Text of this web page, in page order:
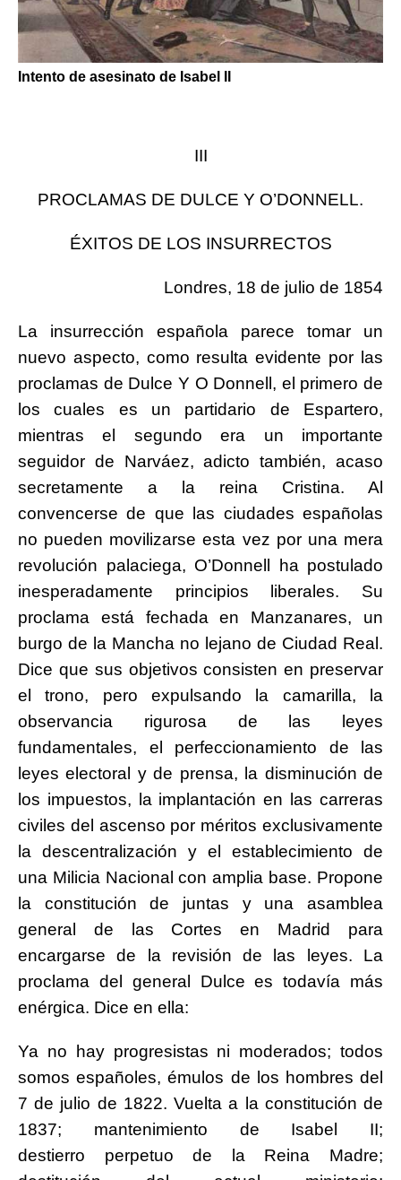
Intento de asesinato de Isabel II
III
PROCLAMAS DE DULCE Y O’DONNELL.
ÉXITOS DE LOS INSURRECTOS
Londres, 18 de julio de 1854
La insurrección española parece tomar un
nuevo aspecto, como resulta evidente por las
proclamas de Dulce Y O Donnell, el primero de
los cuales es un partidario de Espartero,
mientras el segundo era un importante
seguidor de Narváez, adicto también, acaso
secretamente a la reina Cristina. Al
convencerse de que las ciudades españolas
no pueden movilizarse esta vez por una mera
revolución palaciega, O’Donnell ha postulado
inesperadamente principios liberales. Su
proclama está fechada en Manzanares, un
burgo de la Mancha no lejano de Ciudad Real.
Dice que sus objetivos consisten en preservar
el trono, pero expulsando la camarilla, la
observancia rigurosa de las leyes
fundamentales, el perfeccionamiento de las
leyes electoral y de prensa, la disminución de
los impuestos, la implantación en las carreras
civiles del ascenso por méritos exclusivamente
la descentralización y el establecimiento de
una Milicia Nacional con amplia base. Propone
la constitución de juntas y una asamblea
general de las Cortes en Madrid para
encargarse de la revisión de las leyes. La
proclama del general Dulce es todavía más
enérgica. Dice en ella:
Ya no hay progresistas ni moderados; todos
somos españoles, émulos de los hombres del
7 de julio de 1822. Vuelta a la constitución de
1837; mantenimiento de Isabel II;
destierro perpetuo de la Reina Madre;